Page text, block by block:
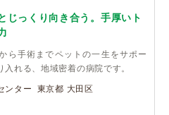
じっくり向き合う。手厚いト
ら手術までペットの一生をサポー
入れる、地域密着の病院です。
ンター 東京都 大田区